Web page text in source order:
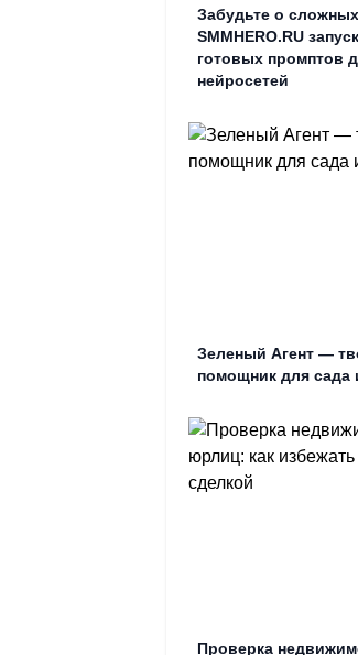
Забудьте о
SMMHERO.RU
готовых промптов
нейросетей
Зеленый Агент —
помощник для сада
Проверка